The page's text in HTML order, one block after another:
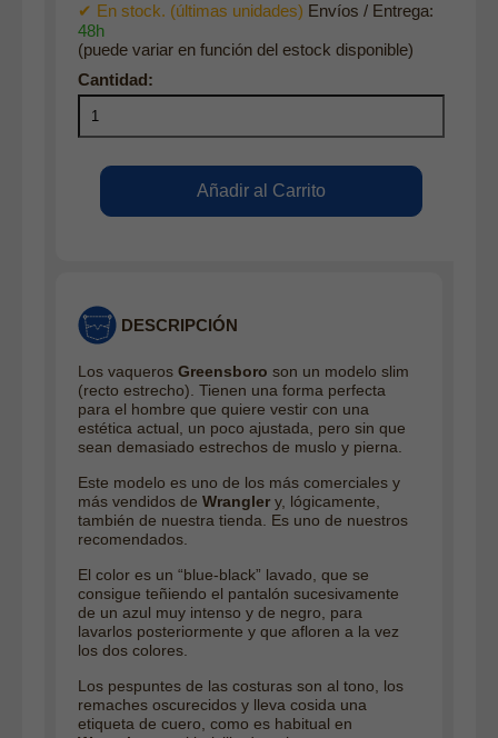
✔ En stock. (últimas unidades) Envíos / Entrega:
48h
(puede variar en función del estock disponible)
DESCRIPCIÓN
Los vaqueros Greensboro son un modelo slim
(recto estrecho). Tienen una forma perfecta
para el hombre que quiere vestir con una
estética actual, un poco ajustada, pero sin que
sean demasiado estrechos de muslo y pierna.
Este modelo es uno de los más comerciales y
más vendidos de Wrangler y, lógicamente,
también de nuestra tienda. Es uno de nuestros
recomendados.
El color es un “blue-black” lavado, que se
consigue teñiendo el pantalón sucesivamente
de un azul muy intenso y de negro, para
lavarlos posteriormente y que afloren a la vez
los dos colores.
Los pespuntes de las costuras son al tono, los
remaches oscurecidos y lleva cosida una
etiqueta de cuero, como es habitual en